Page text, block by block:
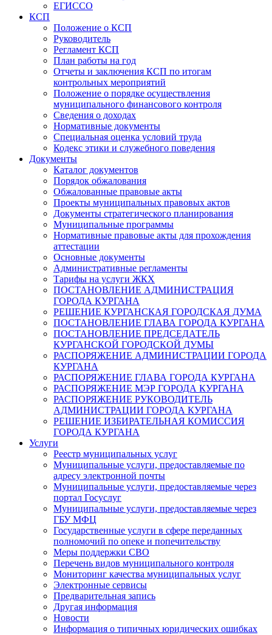
ЕГИССО
КСП
Положение о КСП
Руководитель
Регламент КСП
План работы на год
Отчеты и заключения КСП по итогам
контрольных мероприятий
Положение о порядке осуществления
муниципального финансового контроля
Сведения о доходах
Нормативные документы
Специальная оценка условий труда
Кодекс этики и служебного поведения
Документы
Каталог документов
Порядок обжалования
Обжалованные правовые акты
Проекты муниципальных правовых актов
Документы стратегического планирования
Муниципальные программы
Нормативные правовые акты для прохождения
аттестации
Основные документы
Административные регламенты
Тарифы на услуги ЖКХ
ПОСТАНОВЛЕНИЕ АДМИНИСТРАЦИЯ
ГОРОДА КУРГАНА
РЕШЕНИЕ КУРГАНСКАЯ ГОРОДСКАЯ ДУМА
ПОСТАНОВЛЕНИЕ ГЛАВА ГОРОДА КУРГАНА
ПОСТАНОВЛЕНИЕ ПРЕДСЕДАТЕЛЬ
КУРГАНСКОЙ ГОРОДСКОЙ ДУМЫ
РАСПОРЯЖЕНИЕ АДМИНИСТРАЦИИ ГОРОДА
КУРГАНА
РАСПОРЯЖЕНИЕ ГЛАВА ГОРОДА КУРГАНА
РАСПОРЯЖЕНИЕ МЭР ГОРОДА КУРГАНА
РАСПОРЯЖЕНИЕ РУКОВОДИТЕЛЬ
АДМИНИСТРАЦИИ ГОРОДА КУРГАНА
РЕШЕНИЕ ИЗБИРАТЕЛЬНАЯ КОМИССИЯ
ГОРОДА КУРГАНА
Услуги
Реестр муниципальных услуг
Муниципальные услуги, предоставляемые по
адресу электронной почты
Муниципальные услуги, предоставляемые через
портал Госуслуг
Муниципальные услуги, предоставляемые через
ГБУ МФЦ
Государственные услуги в сфере переданных
полномочий по опеке и попечительству
Меры поддержки СВО
Перечень видов муниципального контроля
Мониторинг качества муниципальных услуг
Электронные сервисы
Предварительная запись
Другая информация
Новости
Информация о типичных юридических ошибках